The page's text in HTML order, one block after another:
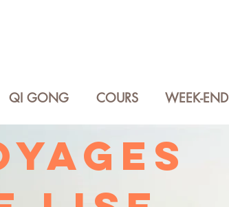
QI GONG COURS WEEK-END